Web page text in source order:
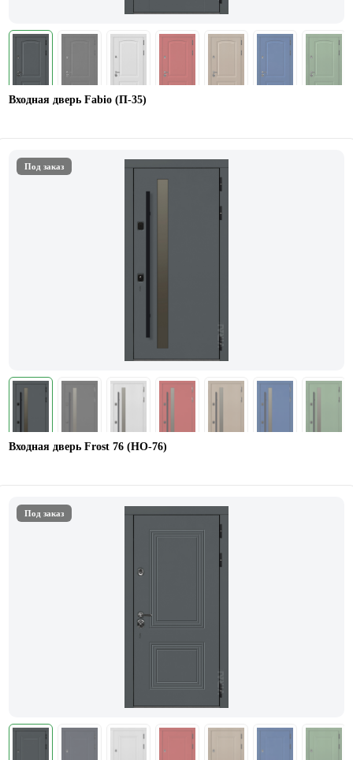
Входная дверь Fabio (П-35)
Под заказ
Входная дверь Frost 76 (НО-76)
Под заказ